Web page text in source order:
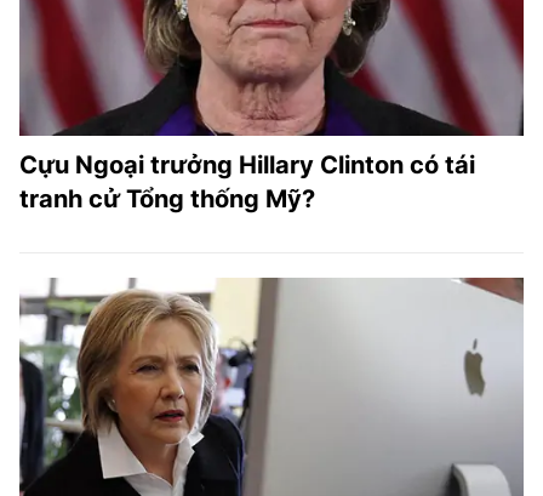
Cựu Ngoại trưởng Hillary Clinton có tái
tranh cử Tổng thống Mỹ?